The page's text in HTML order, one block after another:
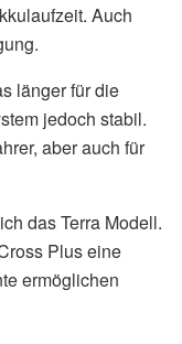
Auch
länger für die
jedoch stabil.
aber auch für
das Terra Modell.
Plus eine
ermöglichen